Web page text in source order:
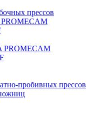
прессов
PROMECAM
пробивных прессов